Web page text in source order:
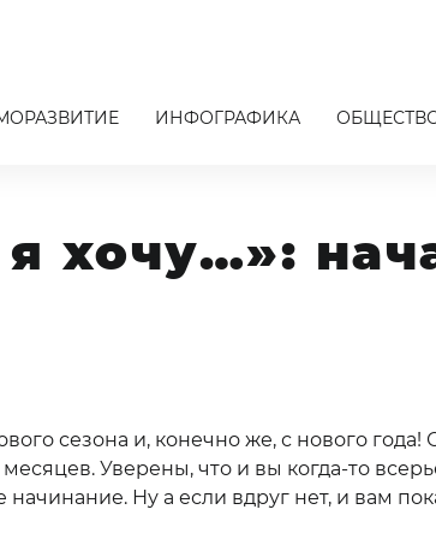
ИНФОГРАФИКА
хочу…»:
сезона и, конечно же, с нового
Уверены, что и вы когда-то
Ну а если вдруг нет, и вам